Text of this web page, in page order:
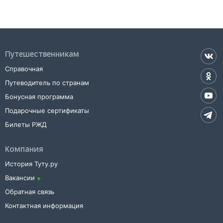
пути.
Гагруна сайте прямо сейчас.
Также можно воспользоваться услугой заказа электронного ж/д
билета.
Путешественникам
Справочная
Путеводитель по странам
Бонусная программа
Подарочные сертификаты
Билеты РЖД
Компания
История Туту.ру
Вакансии
Обратная связь
Контактная информация